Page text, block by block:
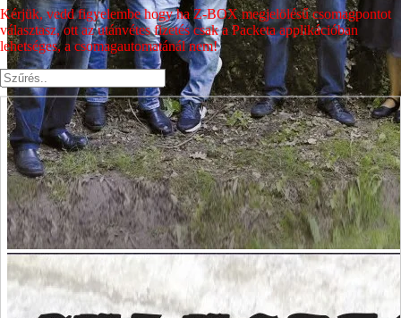
Kérjük, vedd figyelembe hogy ha Z-BOX megjelölésű csomagpontot
választasz, ott az utánvétes fizetés csak a Packeta applikációban
lehetséges, a csomagautomatánál nem!